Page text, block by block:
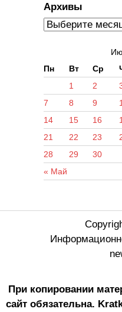
Архивы
Пн
Вт Ср
« Май
1 2
7
8 9
14
15 16
21
22 23
28
29 30
При копировании
сайт обязательна.